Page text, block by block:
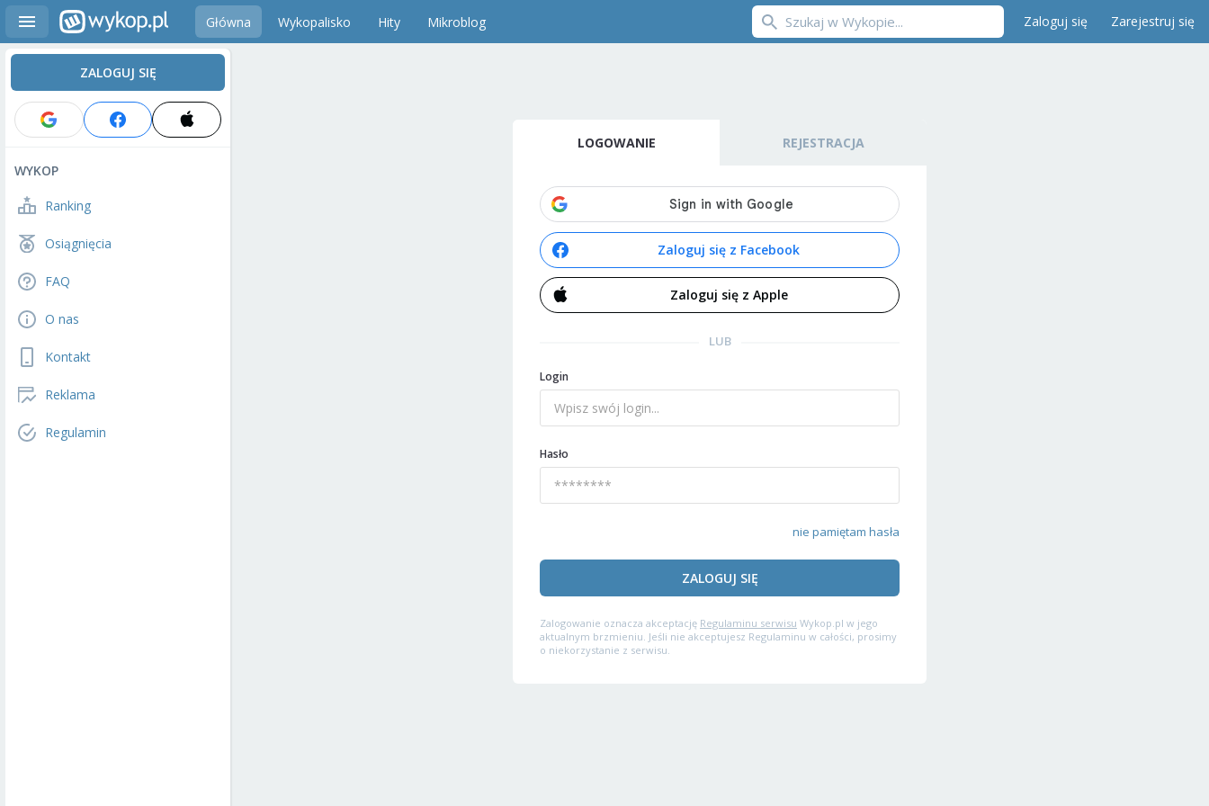
Główna Wykopalisko Hity Mikroblog Zaloguj się Zarejestruj się
ZALOGUJ SIĘ
WYKOP
Ranking
Osiągnięcia
FAQ
O nas
Kontakt
Reklama
Regulamin
LOGOWANIE REJESTRACJA
Zaloguj się z Facebook
Zaloguj się z Apple
LUB
Login
Hasło
nie pamiętam hasła
ZALOGUJ SIĘ
Zalogowanie oznacza akceptację Regulaminu serwisu Wykop.pl w jego
aktualnym brzmieniu. Jeśli nie akceptujesz Regulaminu w całości, prosimy
o niekorzystanie z serwisu.